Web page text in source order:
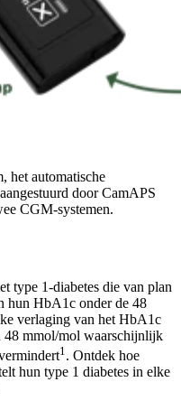
het automatische
door CamAPS
CGM-systemen.
type 1-diabetes die van plan
hun HbA1c onder de 48
verlaging van het HbA1c
48 mmol/mol waarschijnlijk
1 . Ontdek hoe
hun type 1 diabetes in elke